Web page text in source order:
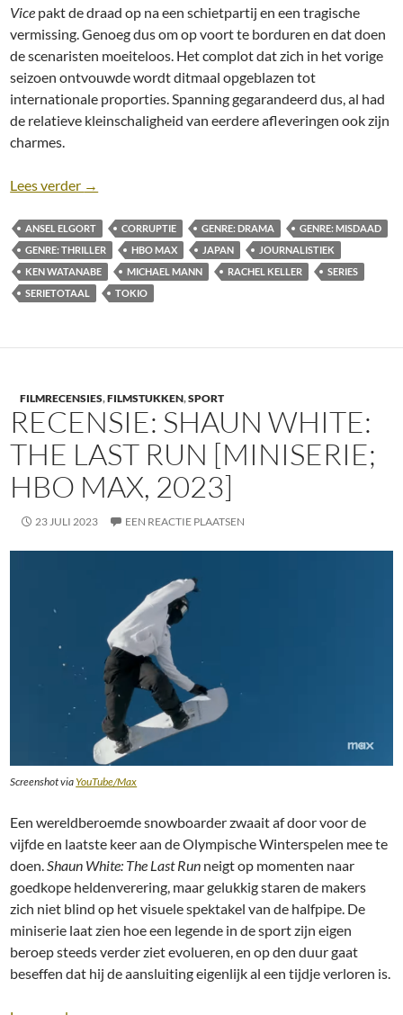
Vice pakt de draad op na een schietpartij en een tragische
vermissing. Genoeg dus om op voort te borduren en dat doen
de scenaristen moeiteloos. Het complot dat zich in het vorige
seizoen ontvouwde wordt ditmaal opgeblazen tot
internationale proporties. Spanning gegarandeerd dus, al had
de relatieve kleinschaligheid van eerdere afleveringen ook zijn
charmes.
Lees verder Recensie: Tokyo Vice [Seizoen 2; HBO Max, 2024]
→
ANSEL ELGORT CORRUPTIE GENRE: DRAMA
GENRE: MISDAAD
GENRE: THRILLER
HBO MAX JAPAN
JOURNALISTIEK
KEN WATANABE
MICHAEL MANN RACHEL KELLER
SERIES
SERIETOTAAL
TOKIO
FILMRECENSIES,FILMSTUKKEN,SPORT
RECENSIE: SHAUN WHITE:
THE LAST RUN [MINISERIE;
HBO MAX, 2023]
23 JULI 2023 EEN REACTIE PLAATSEN
Screenshot via YouTube/Max
Een wereldberoemde snowboarder zwaait af door voor de
vijfde en laatste keer aan de Olympische Winterspelen mee te
doen.Shaun White: The Last Run neigt op momenten naar
goedkope heldenverering, maar gelukkig staren de makers
zich niet blind op het visuele spektakel van de halfpipe. De
miniserie laat zien hoe een legende in de sport zijn eigen
beroep steeds verder ziet evolueren, en op den duur gaat
beseffen dat hij de aansluiting eigenlijk al een tijdje verloren is.